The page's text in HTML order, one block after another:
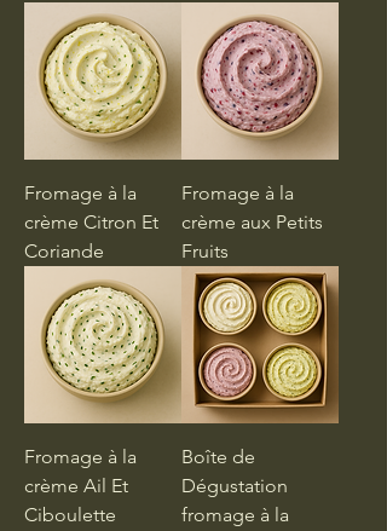
Fromage à la
crème Citron Et
Coriande
Fromage à la
crème aux Petits
Fruits
Fromage à la
crème Ail Et
Ciboulette
Boîte de
Dégustation
fromage à la